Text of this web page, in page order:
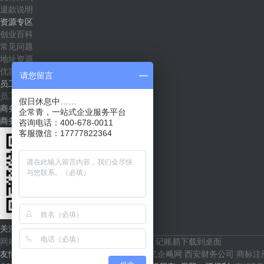
退款说明
资源专区
创业百科
常见问题
地址资源
优惠套餐
员工社区
员工入口
商务合作
商务合作（shichang@qichangqing.com）
关注企常青
网站地图
根通财税官网
记账易下载到桌面
友情链接：
果壳 亿欧 亿企飚网 西安财务公司 商标注
请您留言
假日休息中……
企常青，一站式企业服务平台
咨询电话：400-678-0011
客服微信：17777822364